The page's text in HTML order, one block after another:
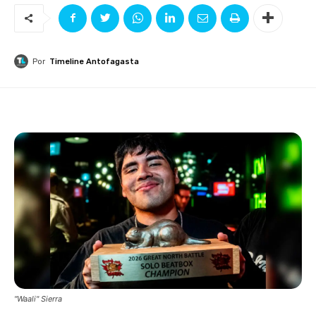
Por Timeline Antofagasta
"Waali" Sierra